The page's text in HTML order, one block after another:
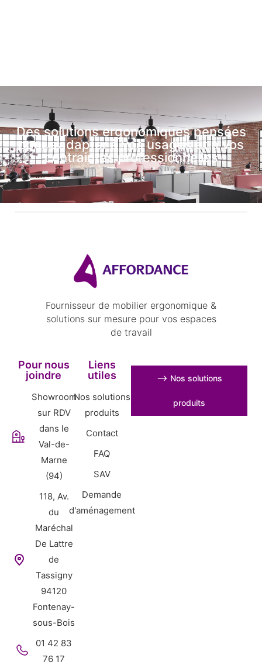
Des solutions ergonomiques pensées
pour s’adapter à vos usages et à vos
contraintes professionnelles
Fournisseur de mobilier ergonomique &
solutions sur mesure pour vos espaces
de travail
Pour nous
joindre
Showroom
sur RDV
dans le
Val-de-
Marne
(94)
118, Av.
du
Maréchal
De Lattre
de
Tassigny
94120
Fontenay-
sous-Bois
01 42 83
76 17
Liens
utiles
Nos solutions
produits
Contact
FAQ
SAV
Demande
d'aménagement
⟶ Nos solutions
produits